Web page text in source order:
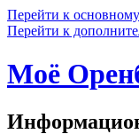
Перейти к
Перейти к
Моё